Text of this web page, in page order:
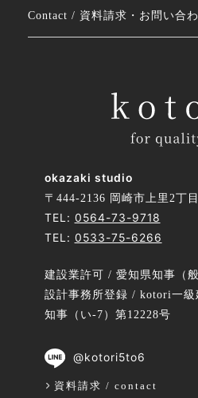
okazaki studio
〒444-2136 岡崎市上里2丁
TEL: 0564-73-9718
TEL: 0533-75-6266
建設業許可 / 愛知県知事（
設計事務所登録 / kotori一級
知事（い-7）第12228号
@kotori5to6
資料請求 / contact
Contact / 資料請求・お問い合